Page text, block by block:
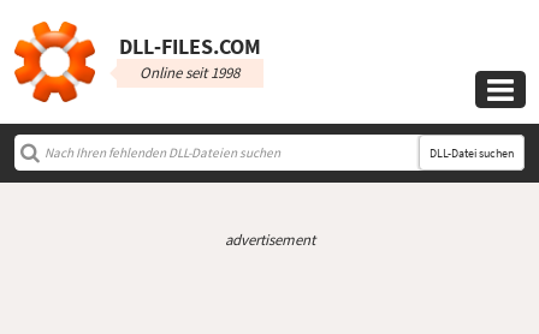
DLL‑FILES.COM
Online seit 1998

DLL-Datei suchen
advertisement